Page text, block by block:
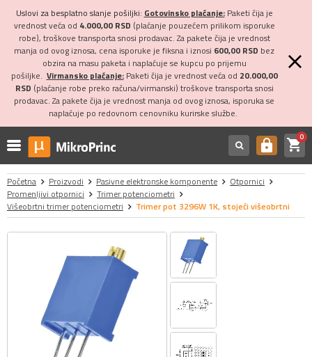
Uslovi za besplatno slanje pošiljki: Gotovinsko plaćanje:Paketi čija je
vrednost veća od 4.000,00 RSD (plaćanje pouzećem prilikom isporuke
robe), troškove transporta snosi prodavac. Za pakete čija je vrednost
manja od ovog iznosa, cena isporuke je fiksna i iznosi 600,00 RSD bez
obzira na masu paketa i naplaćuje se kupcu po prijemu
pošiljke. Virmansko plaćanje:Paketi čija je vrednost veća od 20.000,00
RSD (plaćanje robe preko računa/virmanski) troškove transporta snosi
prodavac. Za pakete čija je vrednost manja od ovog iznosa, isporuka se
naplaćuje po redovnom cenovniku kurirske službe.
https shopping_cart0
Početna Proizvodi Pasivne elektronske komponente
Otpornici
Promenljivi otpornici
Trimer potenciometri
Višeobrtni trimer potenciometri
Trimer pot 3296W 1K, stojeći višeobrtni